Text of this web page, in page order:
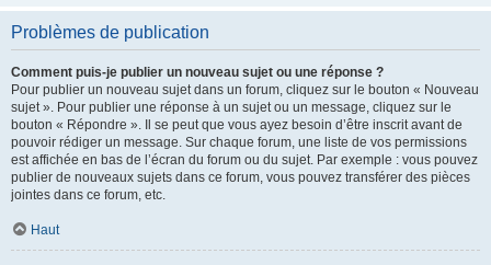
Problèmes de publication
Comment puis-je publier un nouveau sujet ou une réponse ?
Pour publier un nouveau sujet dans un forum, cliquez sur le bouton « Nouveau
sujet ». Pour publier une réponse à un sujet ou un message, cliquez sur le
bouton « Répondre ». Il se peut que vous ayez besoin d’être inscrit avant de
pouvoir rédiger un message. Sur chaque forum, une liste de vos permissions
est affichée en bas de l’écran du forum ou du sujet. Par exemple : vous pouvez
publier de nouveaux sujets dans ce forum, vous pouvez transférer des pièces
jointes dans ce forum, etc.
Haut